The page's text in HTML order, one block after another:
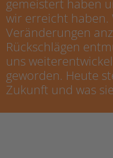
gemeistert haben
wir erreicht haben.
Veränderungen
Rückschlägen
uns
geworden. Heute
Zukunft und was